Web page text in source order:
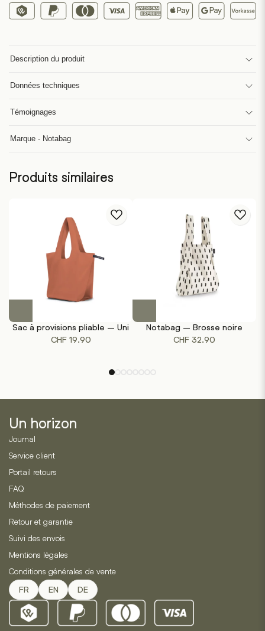
Description du produit
Données techniques
Témoignages
Marque - Notabag
Produits similaires
a
plusieurs
choisies
sur
page
du
Sac à provisions pliable – Uni
CHF19.90
Notabag – Brosse noire
CHF 32.90
Un horizon
Journal
Service client
Portail retours
FAQ
Méthodes de paiement
Retour et garantie
Suivi des envois
Mentions légales
Conditions générales de vente
FR EN DE